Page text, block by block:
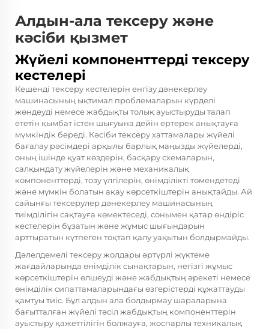
Алдын-ала тексеру және
кәсіби қызмет
Жүйелі компоненттерді тексеру
кестелері
Кешенді тексеру кестелерін енгізу дәнекерлеу
машинасының ықтимал проблемаларын күрделі
жөндеуді немесе жабдықты толық ауыстыруды талап
ететін қымбат істен шығуына дейін ертерек анықтауға
мүмкіндік береді. Кәсіби тексеру хаттамалары жүйелі
бағалау рәсімдері арқылы барлық маңызды жүйелерді,
оның ішінде қуат көздерін, басқару схемаларын,
салқындату жүйелерін және механикалық
компоненттерді, тозу үлгілерін, өнімділікті төмендетеді
және мүмкін болатын ақау көрсеткіштерін анықтайды. Ай
сайынғы тексерулер дәнекерлеу машинасының
тиімділігін сақтауға көмектеседі, сонымен қатар өндіріс
кестелерін бұзатын және жұмыс шығындарын
арттыратын күтпеген тоқтап қалу уақытын болдырмайды.
Дәлелдемелі тексеру жолдары әртүрлі жүктеме
жағдайларында өнімділік сынақтарын, негізгі жұмыс
көрсеткіштерін өлшеуді және жабдықтың әрекеті немесе
өнімділік сипаттамаларындағы өзгерістерді құжаттауды
қамтуы тиіс. Бұл алдын ала болдырмау шараларына
бағытталған жүйелі тәсіл жабдықтың компоненттерін
ауыстыру қажеттілігін болжауға, жоспарлы техникалық